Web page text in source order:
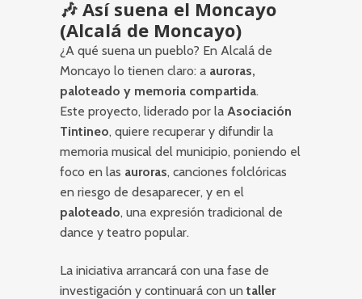
🎶 Así suena el Moncayo
(Alcalá de Moncayo)
¿A qué suena un pueblo? En Alcalá de
Moncayo lo tienen claro: a auroras,
paloteado y memoria compartida.
Este proyecto, liderado por la Asociación
Tintineo, quiere recuperar y difundir la
memoria musical del municipio, poniendo el
foco en las auroras, canciones folclóricas
en riesgo de desaparecer, y en el
paloteado, una expresión tradicional de
dance y teatro popular.
La iniciativa arrancará con una fase de
investigación y continuará con un taller